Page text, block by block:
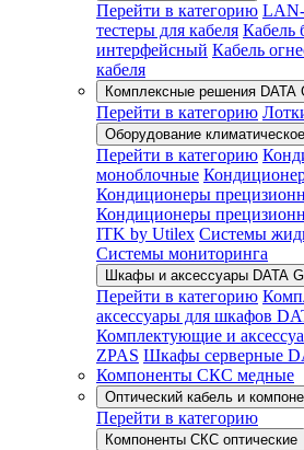
Перейти в категорию LAN-
тестеры для кабеля Кабель
интерфейсный Кабель
кабеля
Комплексные решения DATA
Перейти в категорию
Оборудование климатическое
Перейти в категорию
моноблочные
Кондиционеры
Кондиционеры
ITK by Utilex Системы
Системы мониторинга
Шкафы и аксессуары DATA
Перейти в категорию
аксессуары для шкафов
Комплектующие и
ZPAS Шкафы серверные
Компоненты СКС медные
Оптический кабель и
Перейти в категорию
Компоненты СКС оптические